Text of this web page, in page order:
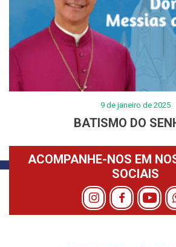
9 de janeiro de 2025
BATISMO DO
ACOMPANHE-NOS EM
SOCIAIS